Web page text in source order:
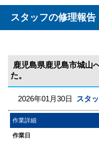
スタッフの修理報告
鹿児島県鹿児島市城山
た。
2026年01月30日 スタ
作業詳細
作業日